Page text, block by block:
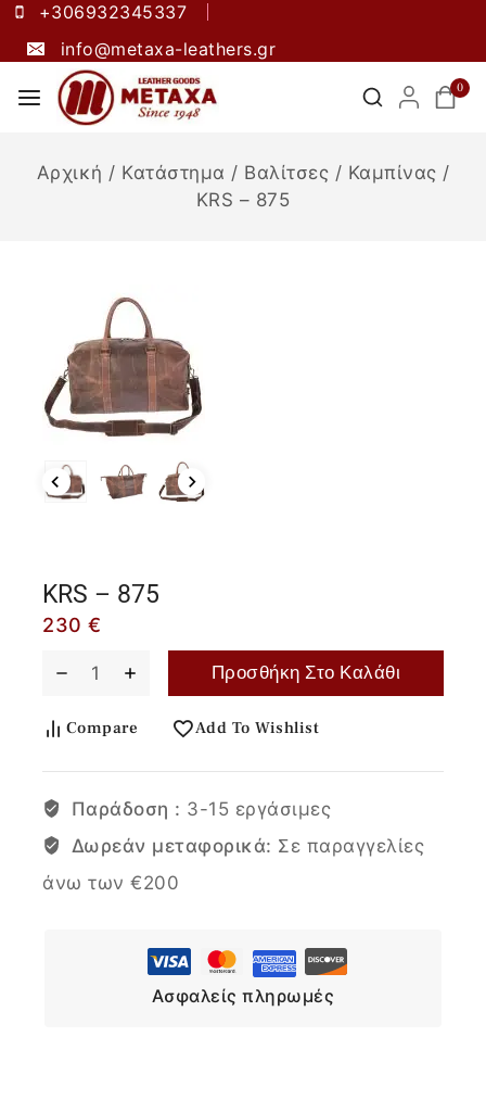
+306932345337
info@metaxa-leathers.gr
0
Αρχική / Κατάστημα / Βαλίτσες / Καμπίνας /
KRS – 875
KRS – 875
230 €
Προσθήκη Στο Καλάθι
Compare Add To Wishlist
Παράδοση : 3-15 εργάσιμες
Δωρεάν μεταφορικά: Σε παραγγελίες
άνω των €200
Ασφαλείς πληρωμές